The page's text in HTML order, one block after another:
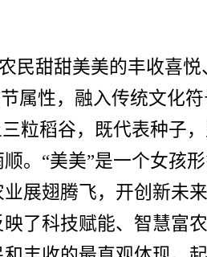
民甜甜美美的丰收喜
属性，融入传统文化
粒稻谷，既代表种子
。“美美”是一个女孩
展翅腾飞，开创新未
了科技赋能、智慧富